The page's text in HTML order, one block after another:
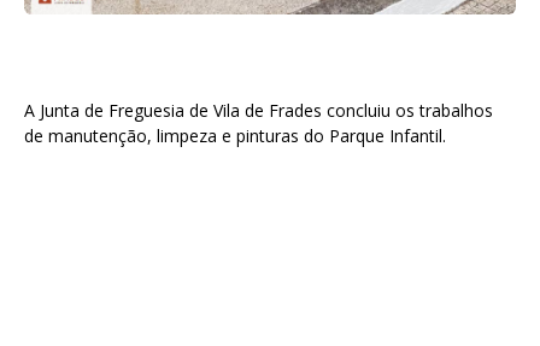
A Junta de Freguesia de Vila de Frades concluiu os trabalhos
de manutenção, limpeza e pinturas do Parque Infantil.